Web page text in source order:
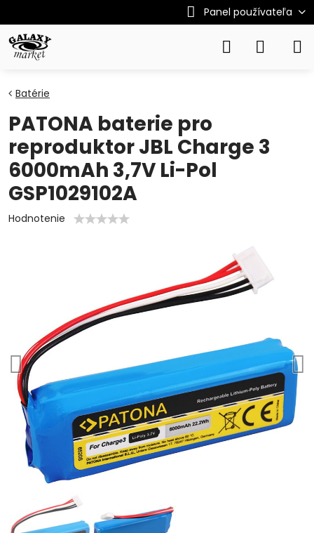
Panel používateľa
Batérie
PATONA baterie pro
reproduktor JBL Charge 3
6000mAh 3,7V Li-Pol
GSP1029102A
Hodnotenie